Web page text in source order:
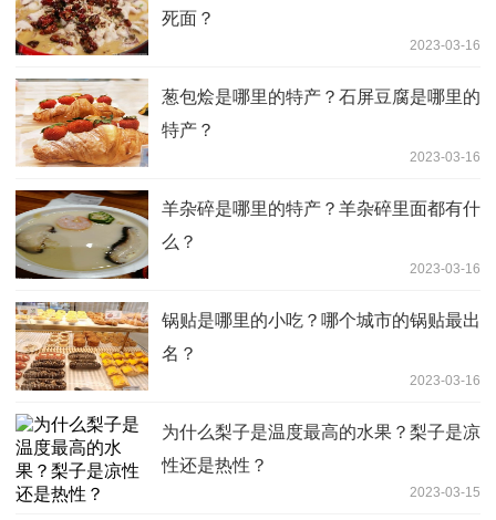
死面？
2023-03-16
葱包烩是哪里的特产？石屏豆腐是哪里的
特产？
2023-03-16
羊杂碎是哪里的特产？羊杂碎里面都有什
么？
2023-03-16
锅贴是哪里的小吃？哪个城市的锅贴最出
名？
2023-03-16
为什么梨子是温度最高的水果？梨子是凉
性还是热性？
2023-03-15